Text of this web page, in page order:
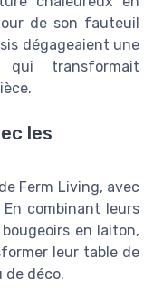
de son fauteuil
dégageaient une
transformait
les
Ferm Living, avec
combinant leurs
en laiton,
leur table de
de déco.